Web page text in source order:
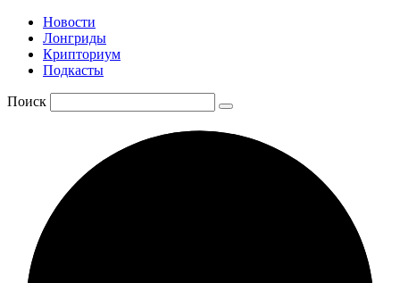
Новости
Лонгриды
Крипториум
Подкасты
Поиск